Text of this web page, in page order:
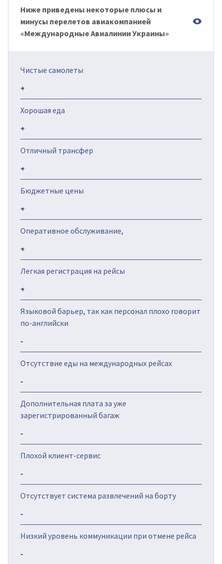
Ниже приведены некоторые плюсы и
минусы перелетов авиакомпанией
«Международные Авиалинии Украины»
Чистые самолеты
+
Хорошая еда
+
Отличный трансфер
+
Бюджетные цены
+
Оперативное обслуживание,
+
Легкая регистрация на рейсы
+
Языковой барьер, так как персонал плохо говорит
по-английски
-
Отсутствие еды на международных рейсах
-
Дополнительная плата за уже
зарегистрированный багаж
-
Плохой клиент-сервис
-
Отсутствует система развлечений на борту
-
Низкий уровень коммуникации при отмене рейса
-